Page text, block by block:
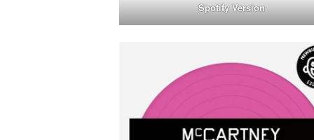
Spotify Version